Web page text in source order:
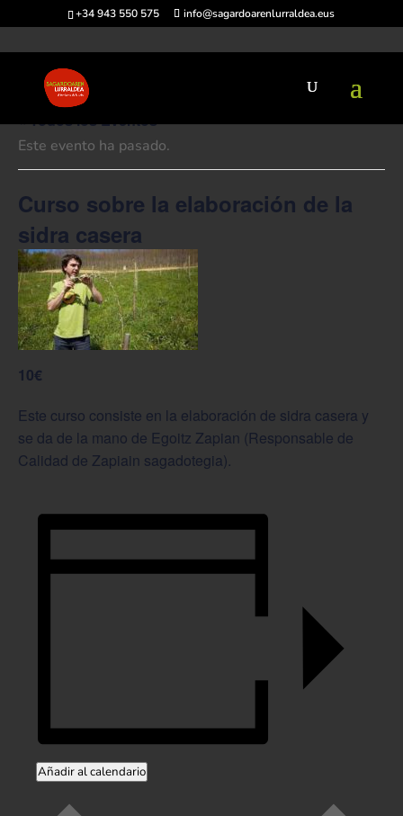
+34 943 550 575 info@sagardoarenlurraldea.eus
« Todos los Eventos
Este evento ha pasado.
Curso sobre la elaboración de la
sidra casera
10€
Este curso consiste en la elaboración de sidra casera y
se da de la mano de Egoitz Zapian (Responsable de
Calidad de Zapiain sagadotegia).
Añadir al calendario